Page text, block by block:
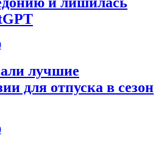
лучшие
для отпуска в сезон